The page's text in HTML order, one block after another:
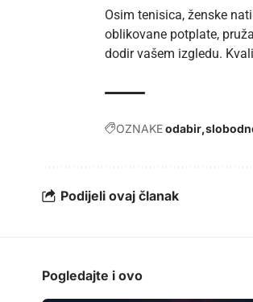
Osim tenisica, ženske
oblikovane potplate,
dodir vašem izgledu.
OZNAKEodabir
Podijeli ovaj članak
Pogledajte i ovo